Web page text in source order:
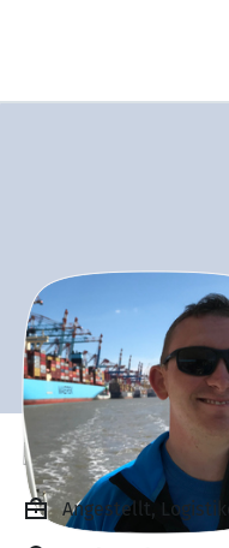
Patrick
Angestellt,